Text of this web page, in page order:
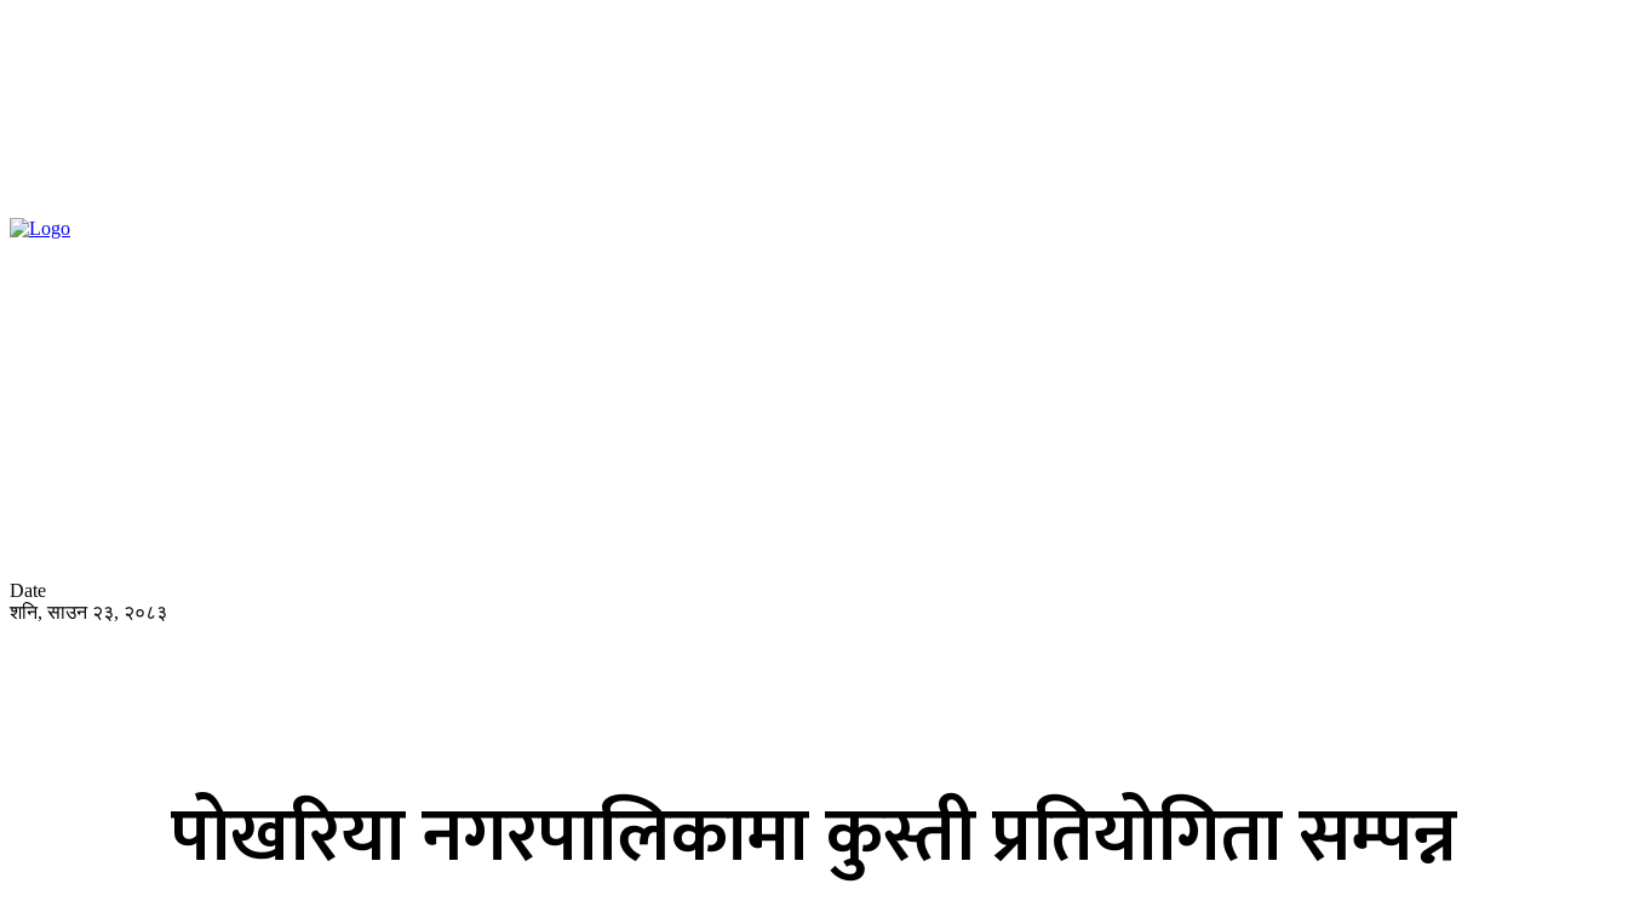
Date
शनि, साउन २३, २०८३
पोखरिया नगरपालिकामा कुस्ती प्रतियोगिता सम्पन्न